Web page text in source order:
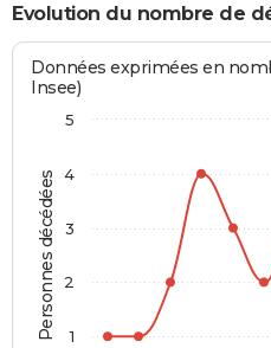
Evolution du nombre de
Personnes décédées
Données exprimées en
Insee)
1
2
3
4
5